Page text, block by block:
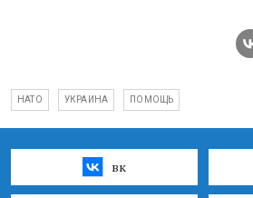
НАТО УКРАИНА ПОМОЩЬ
вк